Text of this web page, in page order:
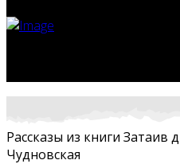
Рассказы из книги Затаив
Чудновская